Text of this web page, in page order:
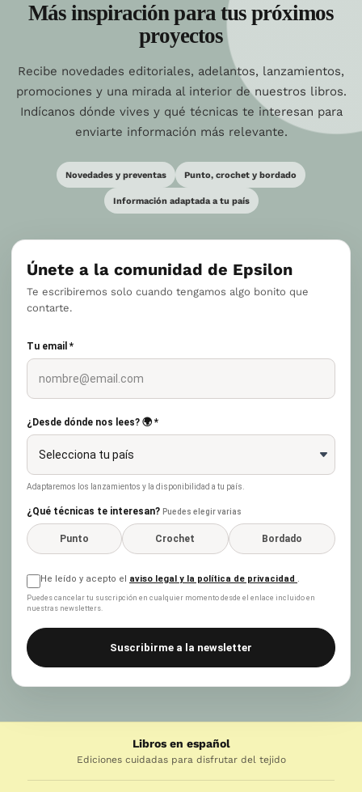
Más inspiración para tus próximos
proyectos
Recibe novedades editoriales, adelantos, lanzamientos,
promociones y una mirada al interior de nuestros libros.
Indícanos dónde vives y qué técnicas te interesan para
enviarte información más relevante.
Novedades y preventas Punto, crochet y bordado
Información adaptada a tu país
Únete a la comunidad de Epsilon
Te escribiremos solo cuando tengamos algo bonito que
contarte.
Tu email *
¿Desde dónde nos lees? 🌍 *
Adaptaremos los lanzamientos y la disponibilidad a tu país.
¿Qué técnicas te interesan? Puedes elegir varias
Punto Crochet Bordado
He leído y acepto el aviso legal y la política de privacidad .
Puedes cancelar tu suscripción en cualquier momento desde el enlace incluido en
nuestras newsletters.
Suscribirme a la newsletter
Libros en español
Ediciones cuidadas para disfrutar del tejido